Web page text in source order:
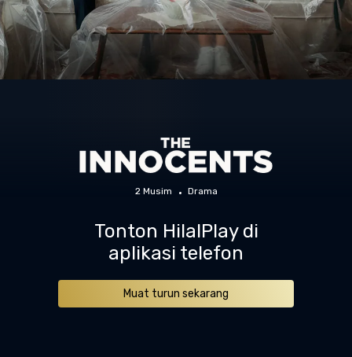
2 Musim Drama
Tonton HilalPlay di
aplikasi telefon
Muat turun sekarang